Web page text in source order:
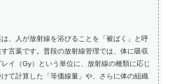
は、人が放射線を浴びることを「被ばく」と呼
言葉です。普段の放射線管理では、体に吸収
イ（Gy）という単位に、放射線の種類に応じ
て計算した「等価線量」や、さらに体の組織